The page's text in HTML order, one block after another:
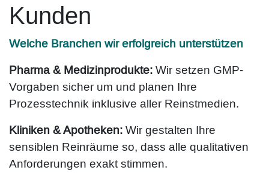
Kunden
Welche Branchen wir erfolgreich unterstützen
Pharma & Medizinprodukte: Wir setzen GMP-
Vorgaben sicher um und planen Ihre
Prozesstechnik inklusive aller Reinstmedien.
Kliniken & Apotheken: Wir gestalten Ihre
sensiblen Reinräume so, dass alle qualitativen
Anforderungen exakt stimmen.